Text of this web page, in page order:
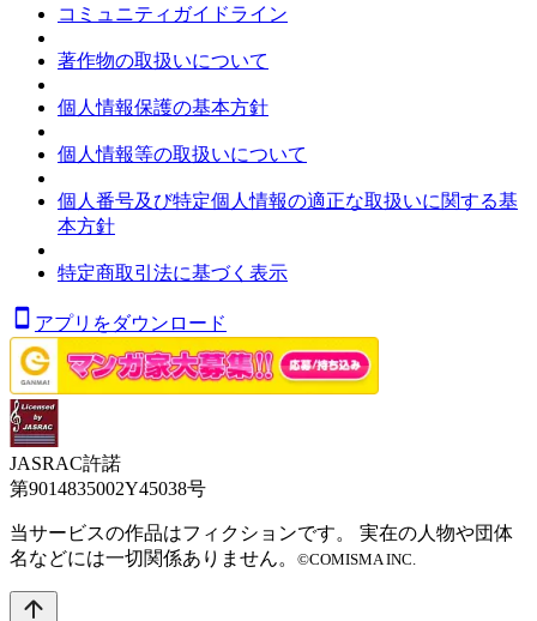
コミュニティガイドライン
著作物の取扱いについて
個人情報保護の基本方針
個人情報等の取扱いについて
個人番号及び特定個人情報の適正な取扱いに関する基
本方針
特定商取引法に基づく表示
アプリをダウンロード
JASRAC許諾
第9014835002Y45038号
当サービスの作品はフィクションです。 実在の人物や団体
名などには一切関係ありません。 ©COMISMA INC.